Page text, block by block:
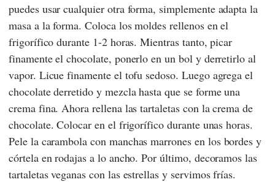
puedes usar cualquier otra forma, simplemente adapta la
masa a la forma. Coloca los moldes rellenos en el
frigorífico durante 1-2 horas. Mientras tanto, picar
finamente el chocolate, ponerlo en un bol y derretirlo al
vapor. Licue finamente el tofu sedoso. Luego agrega el
chocolate derretido y mezcla hasta que se forme una
crema fina. Ahora rellena las tartaletas con la crema de
chocolate. Colocar en el frigorífico durante unas horas.
Pele la carambola con manchas marrones en los bordes y
córtela en rodajas a lo ancho. Por último, decoramos las
tartaletas veganas con las estrellas y servimos frías.